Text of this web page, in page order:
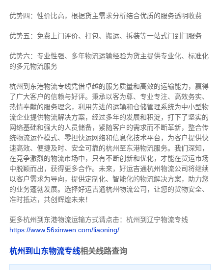
优势四：性价比高，根据货主需求分析结合优质的服务透明收费
优势五：免费上门评价、打包、搬运、拆装等一站式门到门服务
优势六：专业性强、多年物流运输经验为货主提供专业化、标准化
的多元物流服务
杭州到东港物流专线凭借卓越的服务质量和高效的运输能力，赢得
了广大客户的信赖与好评。 秉承以客为尊、专业专注、高效务实、
热情奉献的服务理念，利用先进的运输和仓储管理系统为中小型物
流企业提供物流解决方案，经过多年的发展和积淀，打下了坚实的
网络基础和强大的人员储备，紧随客户的需求而不断革新，整合传
统物流运作模式、零担快运网络和信息化技术平台，为客户提供快
速高效、便捷及时、安全可靠的杭州至东港物流服务。 我们深知，
在竞争激烈的物流市场中，只有不断创新和优化，才能在货运市场
中脱颖而出，获得更多合作。 未来，好运吉通杭州物流公司将继续
以客户需求为导向，提供定制化、智能化的物流解决方案，助力您
的业务蓬勃发展。选择好运吉通杭州物流公司，让您的货物安全、
准时抵达，共创辉煌未来！
更多杭州到东港物流运输方式请点击：杭州到辽宁物流专线
https://www.56xinwen.com/liaoning/
杭州到山东物流专线相关线路查询